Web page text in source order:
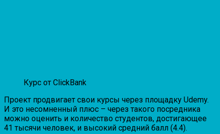
Курс от ClickBank
Проект продвигает свои курсы через площадку Udemy.
И это несомненный плюс – через такого посредника
можно оценить и количество студентов, достигающее
41 тысячи человек, и высокий средний балл (4.4).